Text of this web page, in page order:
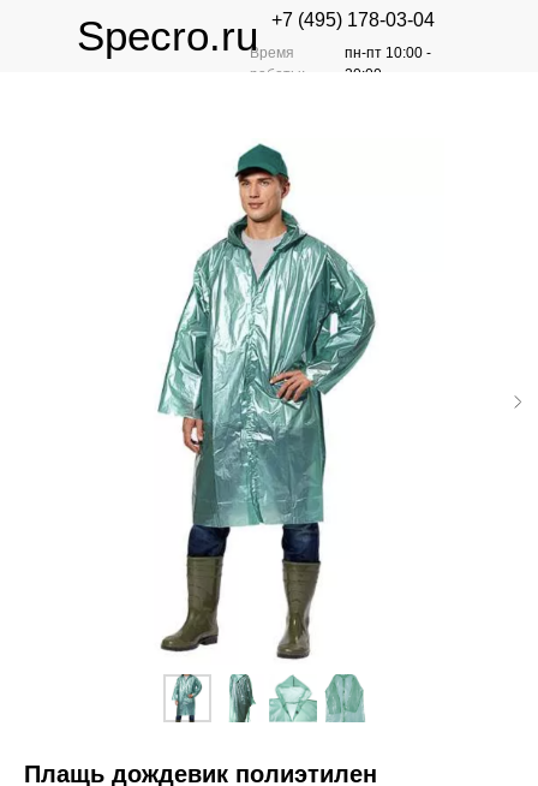
Время
работы:
пн-пт 10:00 -
20:00
+7 (495) 178-03-04
Specro.ru
Плащь дождевик полиэтилен